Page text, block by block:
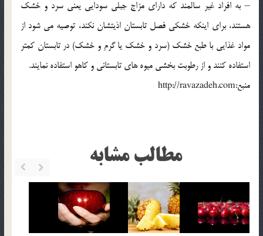
– به افراد غیر سالمند که دارای مزاج جبلی سودایی یعنی سرد و خشک
هستند، برای اینکه خشکی فصل تابستان اذیتشان نکند، توصیه می شود از
مواد غذایی با طبع خشک (سرد و خشک یا گرم و خشک) در تابستان کمتر
استفاده کنند و از رطوبت بخشی میوه های تابستانی و کاهو استفاده نمایند.
منبع:http://ravazadeh.com
مطالب مشابه